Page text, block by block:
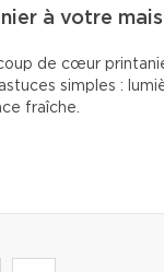
à votre
de cœur
simples :
fraîche.